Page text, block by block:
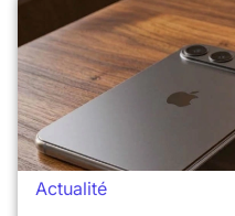
Actualité